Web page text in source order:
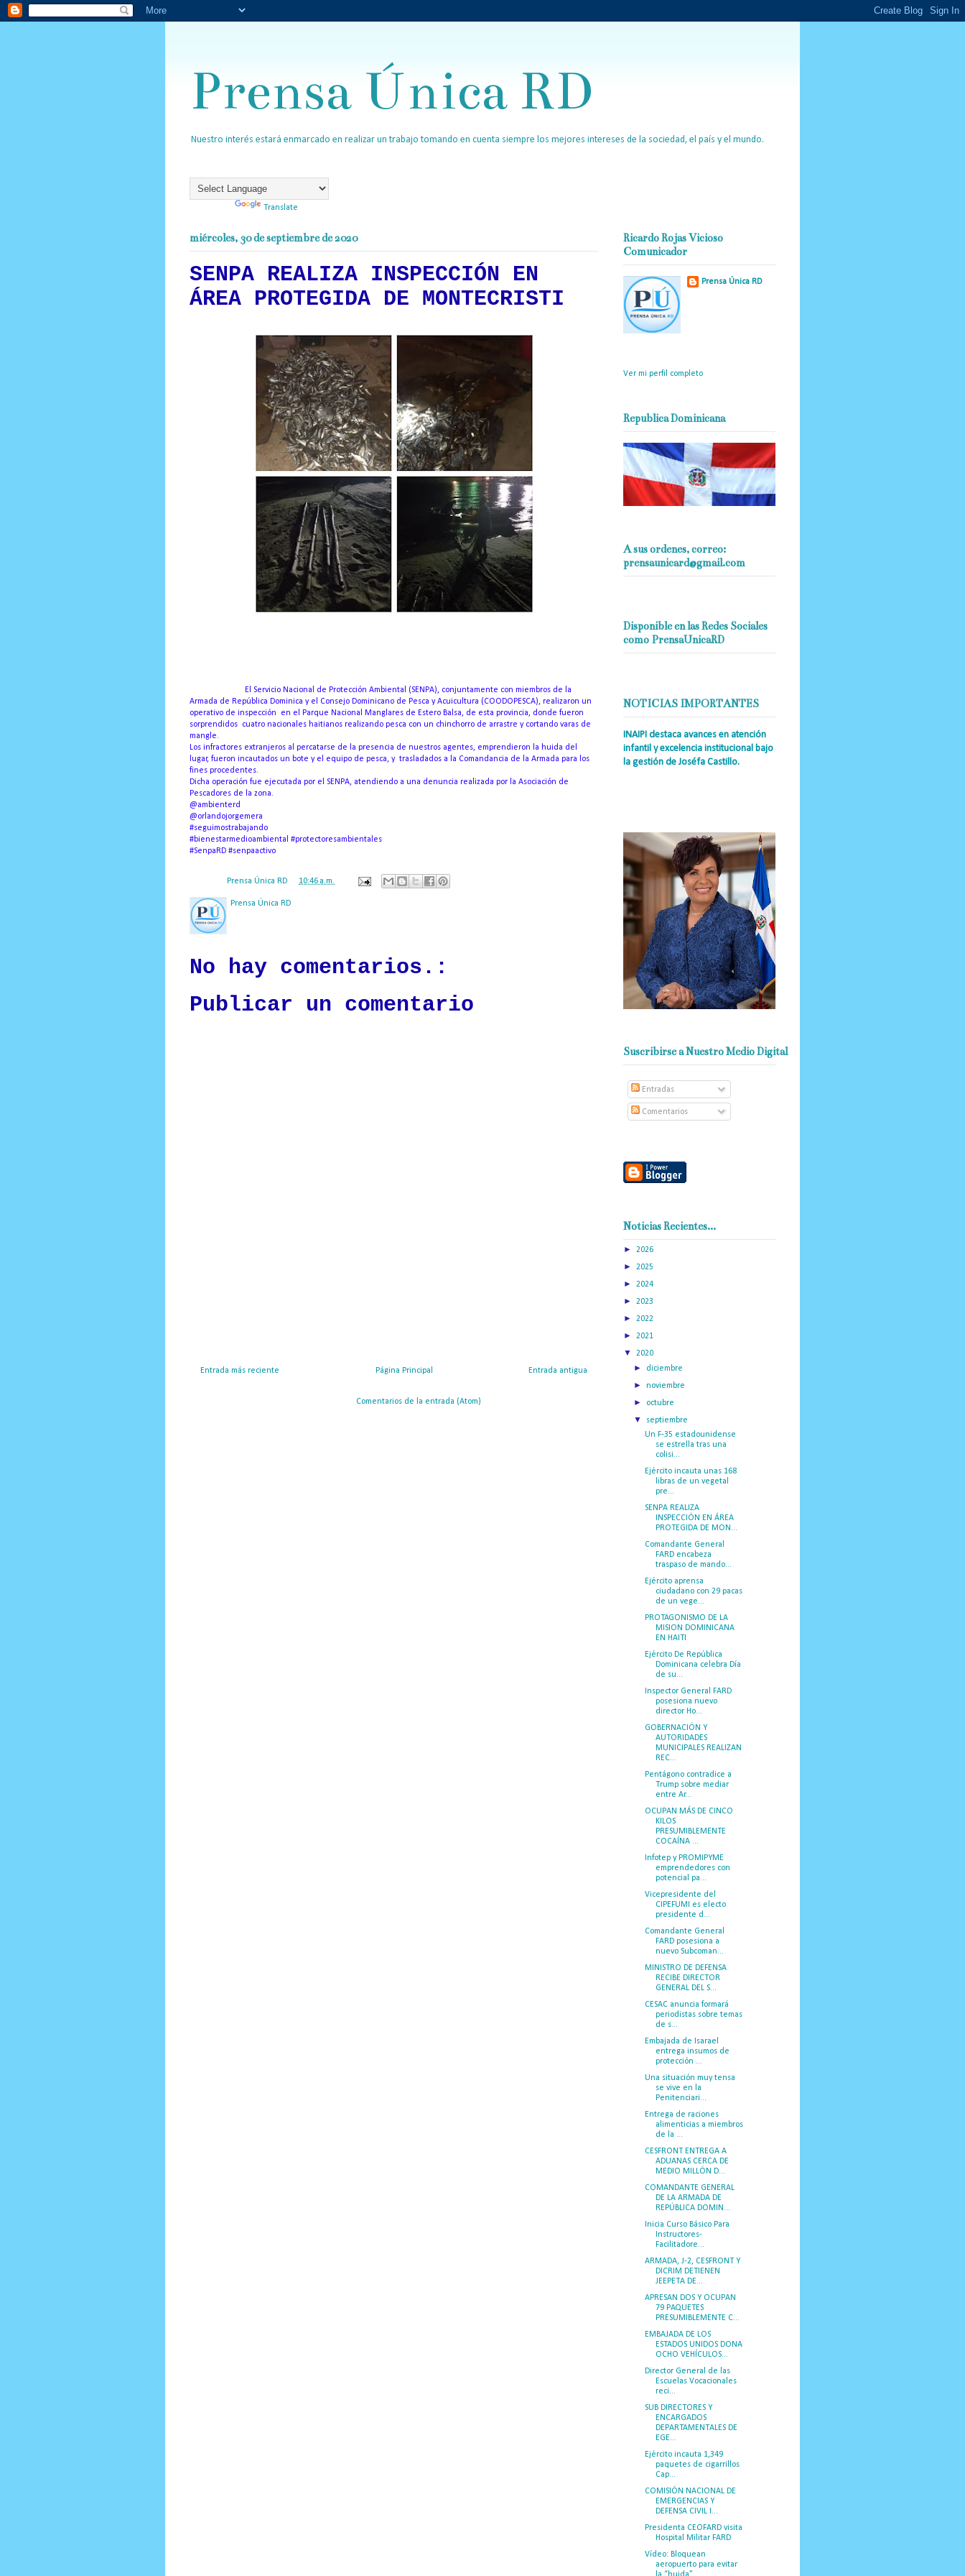
Prensa Única RD
Nuestro interés estará enmarcado en realizar un trabajo tomando en cuenta siempre los mejores intereses de la sociedad, el país y el mundo.
Translate
miércoles, 30 de septiembre de 2020
SENPA REALIZA INSPECCIÓN EN
ÁREA PROTEGIDA DE MONTECRISTI
El Servicio Nacional de Protección Ambiental (SENPA), conjuntamente con miembros de la
Armada de República Dominica y el Consejo Dominicano de Pesca y Acuicultura (COODOPESCA), realizaron un
operativo de inspección en el Parque Nacional Manglares de Estero Balsa, de esta provincia, donde fueron
sorprendidos cuatro nacionales haitianos realizando pesca con un chinchorro de arrastre y cortando varas de
mangle.
Los infractores extranjeros al percatarse de la presencia de nuestros agentes, emprendieron la huida del
lugar, fueron incautados un bote y el equipo de pesca, y trasladados a la Comandancia de la Armada para los
fines procedentes.
Dicha operación fue ejecutada por el SENPA, atendiendo a una denuncia realizada por la Asociación de
Pescadores de la zona.
@ambienterd
@orlandojorgemera
#seguimostrabajando
#bienestarmedioambiental #protectoresambientales
#SenpaRD #senpaactivo
Prensa Única RD 10:46 a.m.
Prensa Única RD
No hay comentarios.:
Publicar un comentario
Entrada más reciente Entrada antigua
Página Principal
Comentarios de la entrada (Atom)
Ricardo Rojas Vicioso
Comunicador
Prensa Única RD
Ver mi perfil completo
Republica Dominicana
A sus ordenes, correo:
prensaunicard@gmail.com
Disponible en las Redes Sociales
como PrensaUnicaRD
NOTICIAS IMPORTANTES
INAIPI destaca avances en atención
infantil y excelencia institucional bajo
la gestión de Joséfa Castillo.
Suscribirse a Nuestro Medio Digital
Entradas
Comentarios
Noticias Recientes...
► 2026
► 2025
► 2024
► 2023
► 2022
► 2021
▼ 2020
► diciembre
►noviembre
► octubre
▼ septiembre
Un F-35 estadounidense
se estrella tras una
colisi...
Ejército incauta unas 168
libras de un vegetal
pre...
SENPA REALIZA
INSPECCIÓN EN ÁREA
PROTEGIDA DE MON...
Comandante General
FARD encabeza
traspaso de mando...
Ejército aprensa
ciudadano con 29 pacas
de un vege...
PROTAGONISMO DE LA
MISION DOMINICANA
EN HAITI
Ejército De República
Dominicana celebra Día
de su...
Inspector General FARD
posesiona nuevo
director Ho...
GOBERNACIÓN Y
AUTORIDADES
MUNICIPALES REALIZAN
REC...
Pentágono contradice a
Trump sobre mediar
entre Ar...
OCUPAN MÁS DE CINCO
KILOS
PRESUMIBLEMENTE
COCAÍNA ...
Infotep y PROMIPYME
emprendedores con
potencial pa...
Vicepresidente del
CIPEFUMI es electo
presidente d...
Comandante General
FARD posesiona a
nuevo Subcoman...
MINISTRO DE DEFENSA
RECIBE DIRECTOR
GENERAL DEL S...
CESAC anuncia formará
periodistas sobre temas
de s...
Embajada de Isarael
entrega insumos de
protección ...
Una situación muy tensa
se vive en la
Penitenciari...
Entrega de raciones
alimenticias a miembros
de la ...
CESFRONT ENTREGA A
ADUANAS CERCA DE
MEDIO MILLÓN D...
COMANDANTE GENERAL
DE LA ARMADA DE
REPÚBLICA DOMIN...
Inicia Curso Básico Para
Instructores-
Facilitadore...
ARMADA, J-2, CESFRONT Y
DICRIM DETIENEN
JEEPETA DE...
APRESAN DOS Y OCUPAN
79 PAQUETES
PRESUMIBLEMENTE C...
EMBAJADA DE LOS
ESTADOS UNIDOS DONA
OCHO VEHÍCULOS...
Director General de las
Escuelas Vocacionales
reci...
SUB DIRECTORES Y
ENCARGADOS
DEPARTAMENTALES DE
EGE...
Ejército incauta 1,349
paquetes de cigarrillos
Cap...
COMISIÓN NACIONAL DE
EMERGENCIAS Y
DEFENSA CIVIL I...
Presidenta CEOFARD visita
Hospital Militar FARD
Vídeo: Bloquean
aeropuerto para evitar